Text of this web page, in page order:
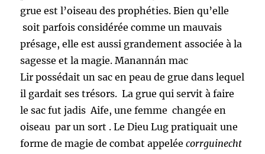
grue est l’oiseau des prophéties. Bien qu’elle
soit parfois considérée comme un mauvais
présage, elle est aussi grandement associée à la
sagesse et la magie. Manannán mac
Lir possédait un sac en peau de grue dans lequel
il gardait ses trésors. La grue qui servit à faire
le sac fut jadis Aife, une femme changée en
oiseau par un sort . Le Dieu Lug pratiquait une
forme de magie de combat appelée corrguinecht